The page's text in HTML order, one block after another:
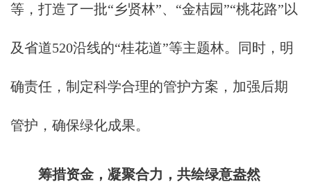
等，打造了一批“乡贤林”、“金桔园”“桃花路”以
及省道520沿线的“桂花道”等主题林。同时，明
确责任，制定科学合理的管护方案，加强后期
管护，确保绿化成果。
筹措资金 ， 凝聚合力 ， 共绘绿意盎然